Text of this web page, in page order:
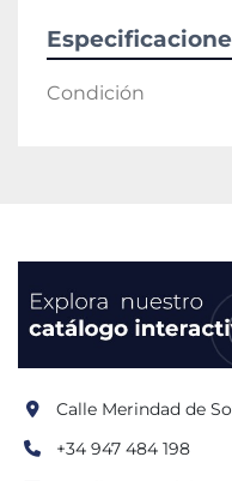
Condición
Calle Merindad de
+34 947 484 198